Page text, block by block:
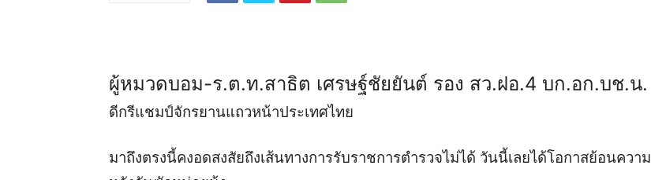
ผู้หมวดบอม-ร.ต.ท.สาธิต เศรษฐ์ชัยยันต์ รอง สว.ฝอ.4 บก.อก.บช.น.
ดีกรีแชมป์จักรยานแถวหน้าประเทศไทย
มาถึงตรงนี้คงอดสงสัยถึงเส้นทางการรับราชการตำรวจไม่ได้ วันนี้เลยได้โอกาสย้อนความ